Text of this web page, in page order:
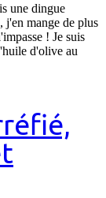
une dingue
j'en mange de plus
! Je suis
d'olive au